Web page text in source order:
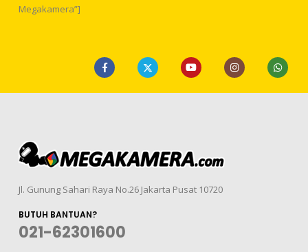
Megakamera”]
Jl. Gunung Sahari Raya No.26 Jakarta Pusat 10720
BUTUH BANTUAN?
021-62301600